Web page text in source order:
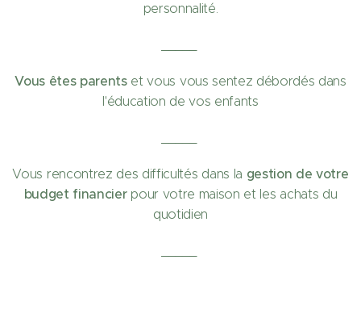
personnalité.
Vous êtes parents et vous vous sentez débordés dans
l'éducation de vos enfants
Vous rencontrez des difficultés dans la gestion de votre
budget financierpour votre maison et les achats du
quotidien